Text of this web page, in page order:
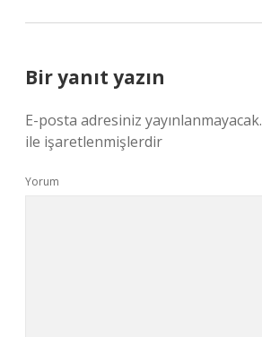
Bir yanıt yazın
E-posta adresiniz yayınlanmayacak.
ile işaretlenmişlerdir
Yorum